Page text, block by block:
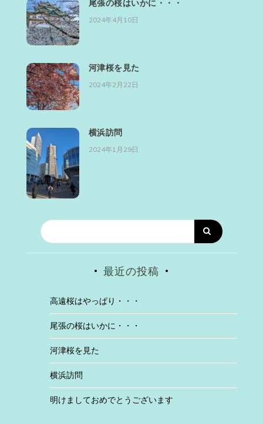
尾張の桜はいかに・・・
2024年4月10日
河津桜を見た
2024年2月22日
横浜訪問
2024年1月29日
最近の投稿
高遠桜はやっぱり・・・
尾張の桜はいかに・・・
河津桜を見た
横浜訪問
明けましておめでとうございます